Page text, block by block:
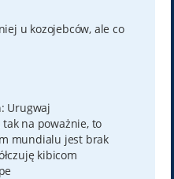
u kozojebców, ale co
Urugwaj
na poważnie, to
mundialu jest brak
kibicom